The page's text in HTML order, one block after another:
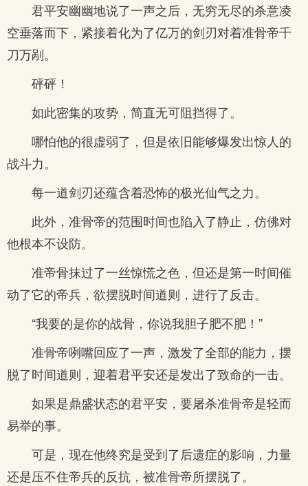
君平安幽幽地说了一声之后，无穷无尽的杀意凌
空垂落而下，紧接着化为了亿万的剑刃对着准骨帝千
刀万剐。
砰砰！
如此密集的攻势，简直无可阻挡得了。
哪怕他的很虚弱了，但是依旧能够爆发出惊人的
战斗力。
每一道剑刃还蕴含着恐怖的极光仙气之力。
此外，准骨帝的范围时间也陷入了静止，仿佛对
他根本不设防。
准帝骨抹过了一丝惊慌之色，但还是第一时间催
动了它的帝兵，欲摆脱时间道则，进行了反击。
“我要的是你的战骨，你说我胆子肥不肥！”
准骨帝咧嘴回应了一声，激发了全部的能力，摆
脱了时间道则，迎着君平安还是发出了致命的一击。
如果是鼎盛状态的君平安，要屠杀准骨帝是轻而
易举的事。
可是，现在他终究是受到了后遗症的影响，力量
还是压不住帝兵的反抗，被准骨帝所摆脱了。